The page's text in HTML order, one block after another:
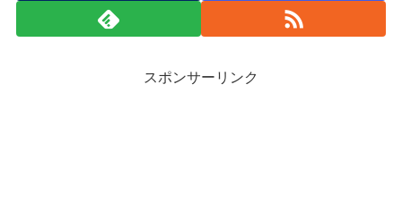
スポンサーリンク